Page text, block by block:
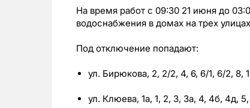
На время работ с 09:30 21 июня до
водоснабжения в домах на трех
Под отключение попадают:
ул. Бирюкова, 2, 2/2, 4, 6, 6/1, 6/2, 8,
ул. Клюева, 1а, 1, 2, 3, 3а, 4, 4б, 4д,